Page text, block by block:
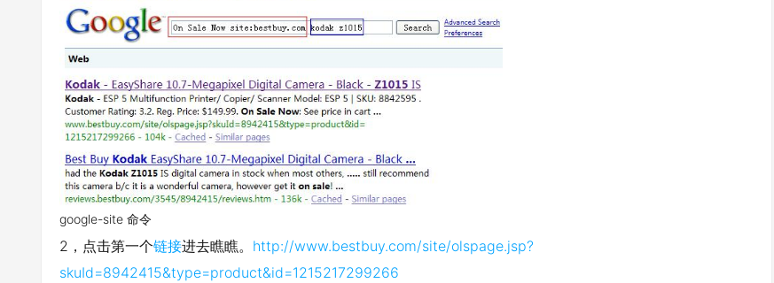
google-site 命令
2，点击第一个链接进去瞧瞧。 http://www.bestbuy.com/site/olspage.jsp?
skuId=8942415&type=product&id=1215217299266